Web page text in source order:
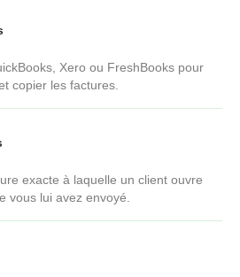
Xero ou FreshBooks pour
copier les factures.
exacte à laquelle un client ouvre
vous lui avez envoyé.